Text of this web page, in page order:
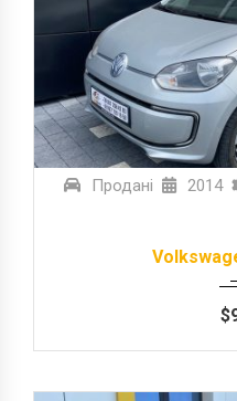
Продані 2014
$